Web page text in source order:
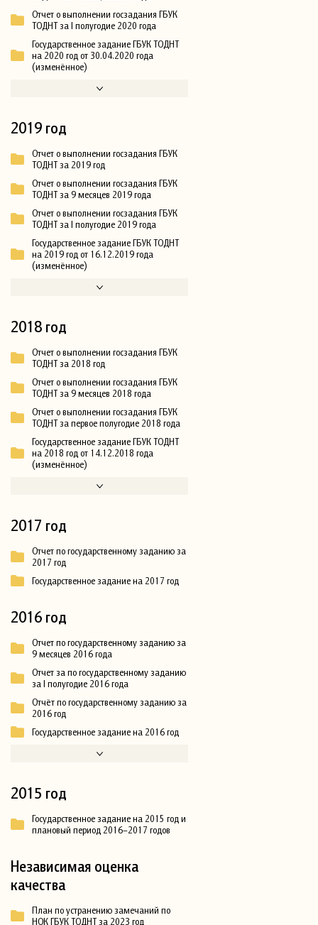
Отчет о выполнении госзадания ГБУК
ТОДНТ за I полугодие 2020 года
Государственное задание ГБУК ТОДНТ
на 2020 год от 30.04.2020 года
(изменённое)
2019 год
Отчет о выполнении госзадания ГБУК
ТОДНТ за 2019 год
Отчет о выполнении госзадания ГБУК
ТОДНТ за 9 месяцев 2019 года
Отчет о выполнении госзадания ГБУК
ТОДНТ за I полугодие 2019 года
Государственное задание ГБУК ТОДНТ
на 2019 год от 16.12.2019 года
(изменённое)
2018 год
Отчет о выполнении госзадания ГБУК
ТОДНТ за 2018 год
Отчет о выполнении госзадания ГБУК
ТОДНТ за 9 месяцев 2018 года
Отчет о выполнении госзадания ГБУК
ТОДНТ за первое полугодие 2018 года
Государственное задание ГБУК ТОДНТ
на 2018 год от 14.12.2018 года
(изменённое)
2017 год
Отчет по государственному заданию за
2017 год
Государственное задание на 2017 год
2016 год
Отчет по государственному заданию за
9 месяцев 2016 года
Отчет за по государственному заданию
за I полугодие 2016 года
Отчёт по государственному заданию за
2016 год
Государственное задание на 2016 год
2015 год
Государственное задание на 2015 год и
плановый период 2016–2017 годов
Независимая оценка
качества
План по устранению замечаний по
НОК ГБУК ТОДНТ за 2023 год